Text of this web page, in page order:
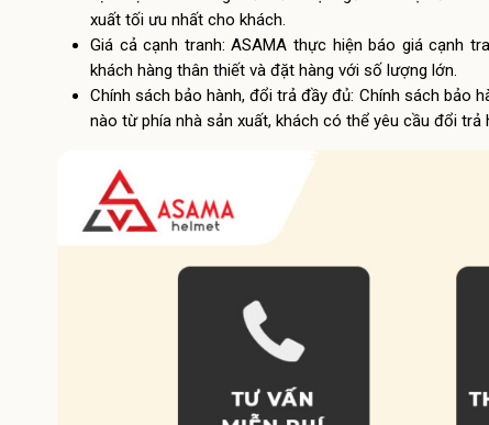
xuất tối ưu nhất cho khách.
Giá cả cạnh tranh: ASAMA thực hiện báo giá cạnh
khách hàng thân thiết và đặt hàng với số lượng lớn.
Chính sách bảo hành, đổi trả đầy đủ: Chính sách bảo
nào từ phía nhà sản xuất, khách có thể yêu cầu đổi trả